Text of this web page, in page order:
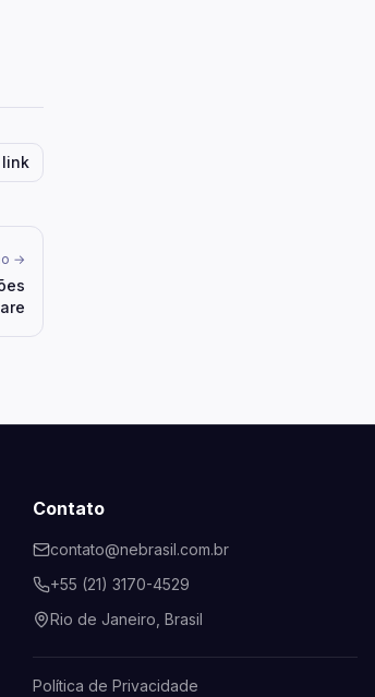
link
→
Contato
contato@nebrasil.com.br
+55 (21) 3170-4529
Rio de Janeiro, Brasil
Política de Privacidade